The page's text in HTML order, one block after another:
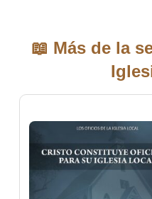
📖 Más de la